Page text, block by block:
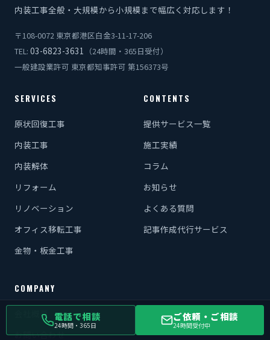
内装工事全般・大規模から小規模まで幅広く対応します！
〒108-0072 東京都港区白金3-11-17-206
TEL: 03-6823-3631
（24時間・365日受付）
一般建設業許可 東京都知事許可 第156373号
SERVICES
原状回復工事
内装工事
内装解体
リフォーム
リノベーション
オフィス移転工事
金物・板金工事
CONTENTS
提供サービス一覧
施工実績
コラム
お知らせ
よくある質問
記事作成代行サービス
COMPANY
会社概要
お問い合わせ
電話で相談
24時間・365日
ご依頼・ご相談
24時間受付中